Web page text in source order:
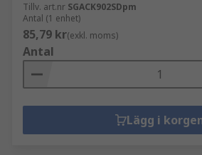
Tillv. art.nr SGACK902SDpm
Antal (1 enhet)
85,79 kr(exkl. moms)
Antal
Lägg i